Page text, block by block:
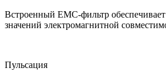
Встроенный ЕМС-фильтр обеспечивает
значений электромагнитной
Пульсация